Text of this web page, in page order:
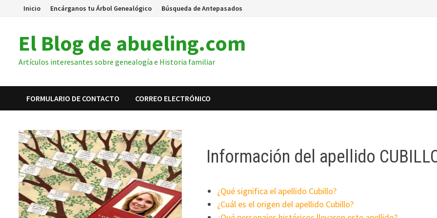
Inicio Encárganos tu Árbol Genealógico Búsqueda de Antepasados
El Blog de abueling.com
Artículos interesantes sobre genealogía e Historia familiar
FORMULARIO DE CONTACTO CORREO ELECTRÓNICO
Información del apellido
¿Qué significa el apellido Cubillo?
¿Cuál es el origen del apellido Cubillo?